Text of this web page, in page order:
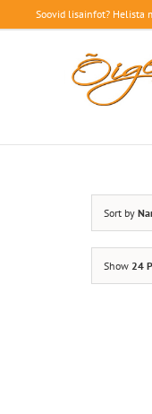
Soovid lisainfot? Helista
Sort by
Show 24